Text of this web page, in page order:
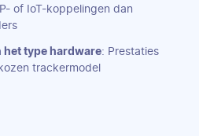
of IoT-koppelingen dan
het type hardware: Prestaties
trackermodel